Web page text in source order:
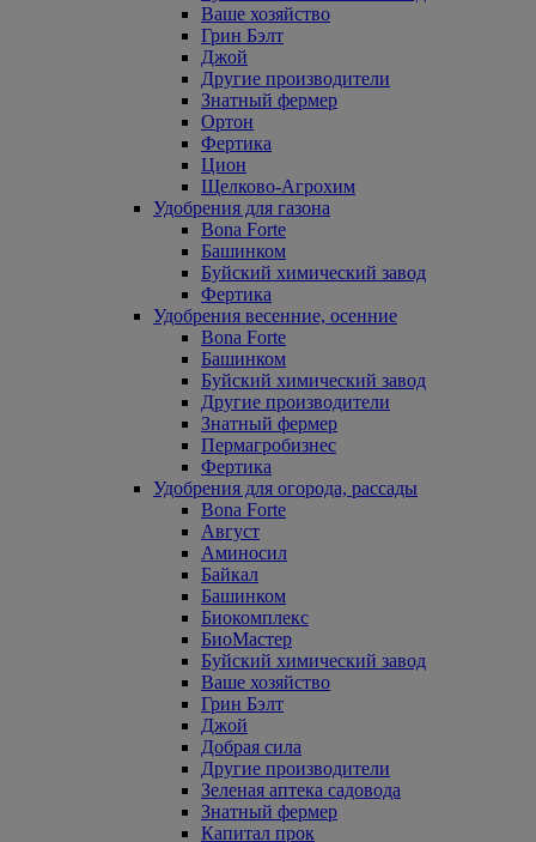
Ваше хозяйство
Грин Бэлт
Джой
Другие производители
Знатный фермер
Ортон
Фертика
Цион
Щелково-Агрохим
Удобрения для газона
Bona Forte
Башинком
Буйский химический завод
Фертика
Удобрения весенние, осенние
Bona Forte
Башинком
Буйский химический завод
Другие производители
Знатный фермер
Пермагробизнес
Фертика
Удобрения для огорода, рассады
Bona Forte
Август
Аминосил
Байкал
Башинком
Биокомплекс
БиоМастер
Буйский химический завод
Ваше хозяйство
Грин Бэлт
Джой
Добрая сила
Другие производители
Зеленая аптека садовода
Знатный фермер
Капитал прок